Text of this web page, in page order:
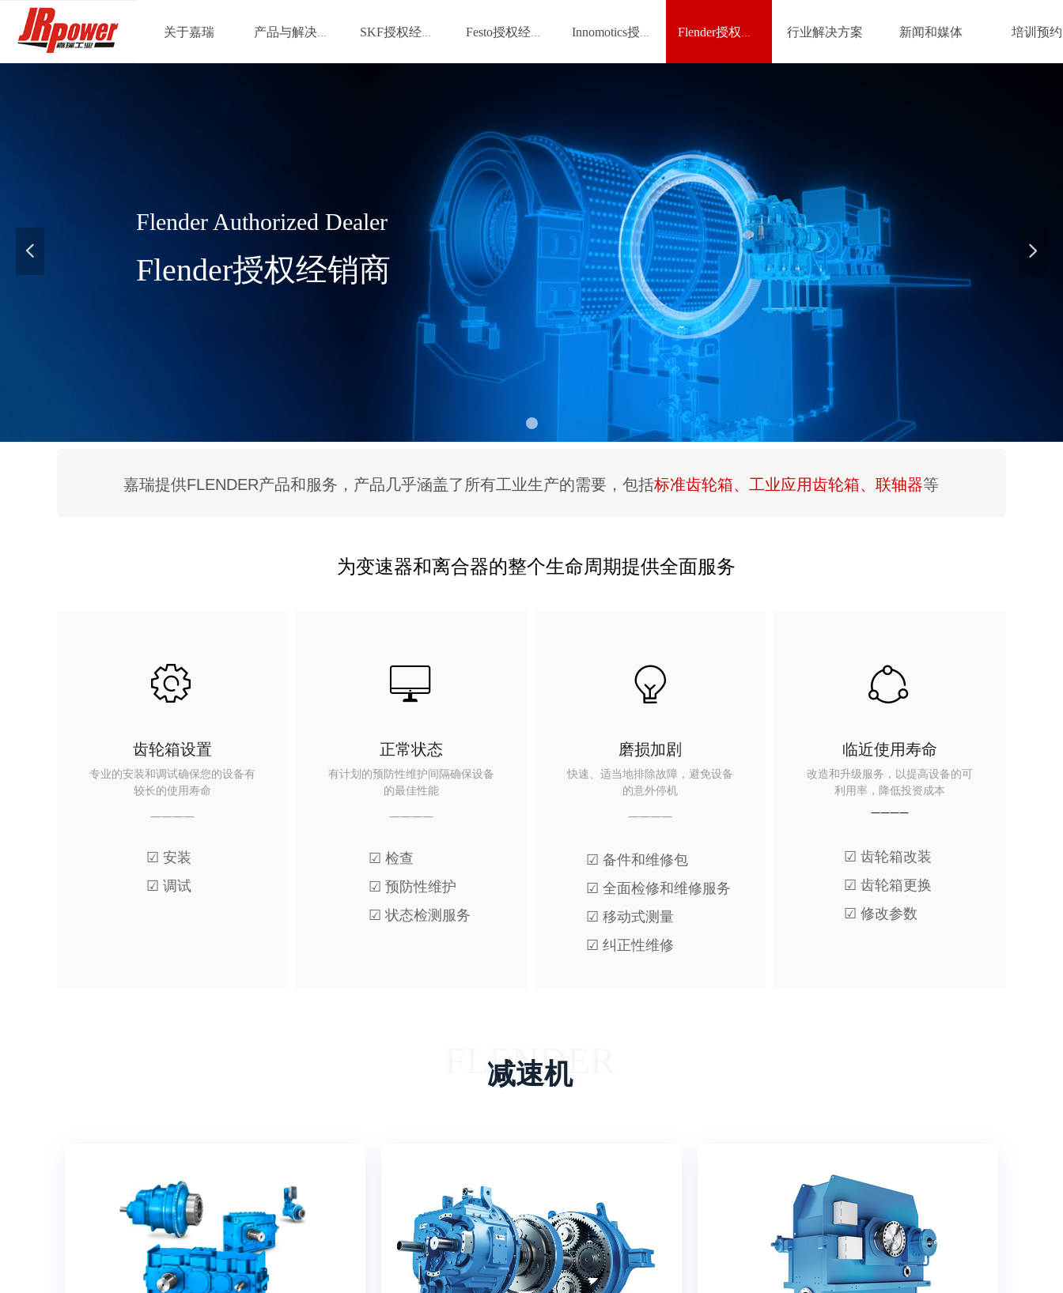
关于嘉瑞 产品与解决方案 SKF授权经销商 Festo授权经销商 Innomotics授权经销商 Flender授权经销商 行业解决方案 新闻和媒体 培训预约
Flender Authorized Dealer
Flender授权经销商
넳 넲
嘉瑞提供FLENDER产品和服务，产品几乎涵盖了所有工业生产的需要，包括标准齿轮箱、工业应用齿轮箱、联轴器等
齿轮箱设置
专业的安装和调试确保您的设备有
较长的使用寿命
————
ꂉ
☑ 安装
☑ 调试
正常状态
有计划的预防性维护间隔确保设备
的最佳性能
————
ꀖ
磨损加剧
快速、适当地排除故障，避免设备
的意外停机
————
ꁙ ꁢ
临近使用寿命
改造和升级服务，以提高设备的可
利用率，降低投资成本
————
为变速器和离合器的整个生命周期提供全面服务
☑ 检查
☑ 预防性维护
☑ 状态检测服务
☑ 备件和维修包
☑ 全面检修和维修服务
☑ 移动式测量
☑ 纠正性维修
☑ 齿轮箱改装
☑ 齿轮箱更换
☑ 修改参数
FLENDER
减速机